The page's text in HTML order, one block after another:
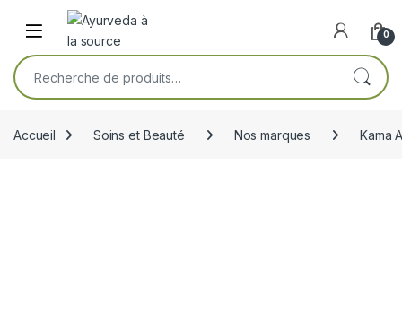
Skip to navigation
Skip to content
Open 0
Recherche pour :
Accueil Soins et Beauté Nos marques Kama